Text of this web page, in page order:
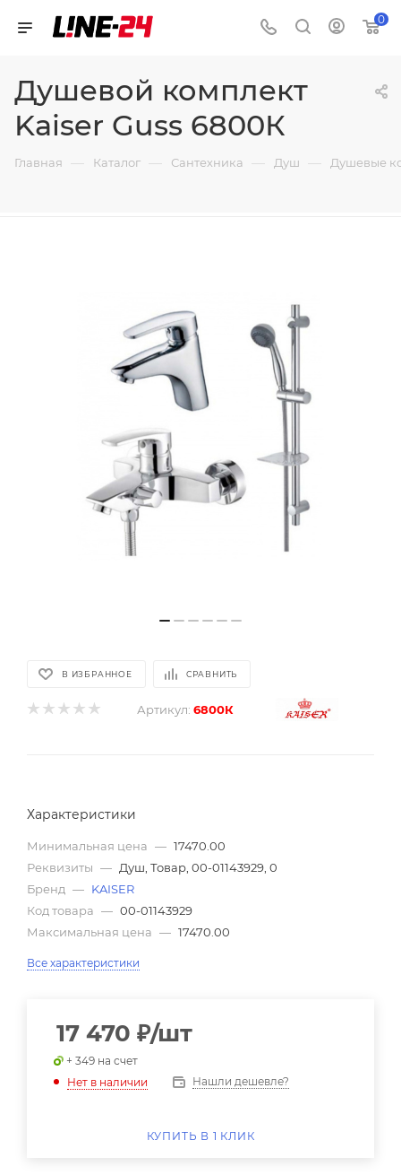
0
Душевой комплект
Kaiser Guss 6800К
Главная — Каталог — Сантехника — Душ — Душевые
В ИЗБРАННОЕ СРАВНИТЬ
Артикул: 6800К
Характеристики
Минимальная цена — 17470.00
Реквизиты — Душ, Товар, 00-01143929, 0
Бренд — KAISER
Код товара — 00-01143929
Максимальная цена — 17470.00
Все характеристики
17 470 ₽/шт
+ 349 на счет
Нет в наличии
Нашли дешевле?
КУПИТЬ В 1 КЛИК